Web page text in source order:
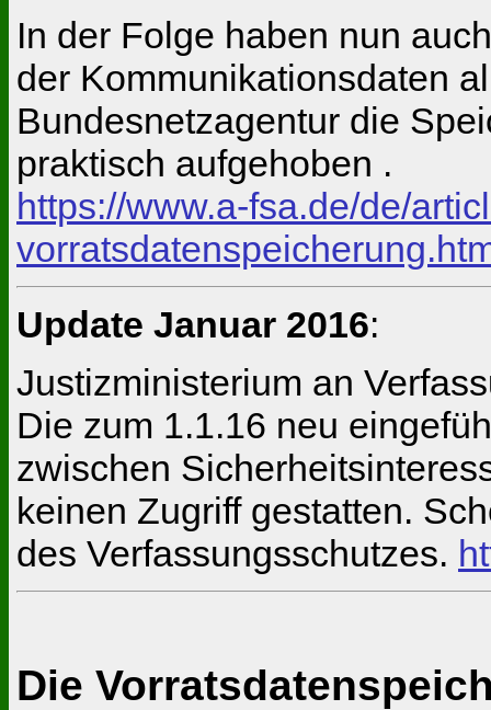
In der Folge haben nun
der Kommunikationsdaten
Bundesnetzagentur die
praktisch aufgehoben .
https://www.a-fsa.de/de/
Update Januar 2016:
Justizministerium an
Die zum 1.1.16 neu
zwischen
keinen Zugriff gestatten.
des Verfassungsschutzes.
Die